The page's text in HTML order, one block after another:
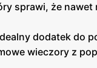
sprawi, że nawet
dodatek do
wieczory z